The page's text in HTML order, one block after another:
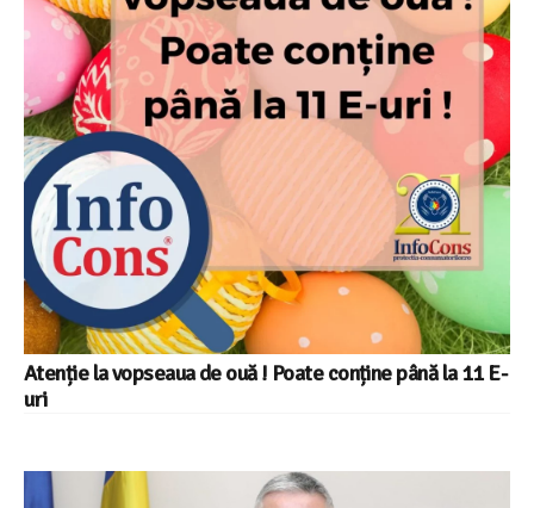
Atenție la vopseaua de ouă ! Poate conține până la 11 E-
uri